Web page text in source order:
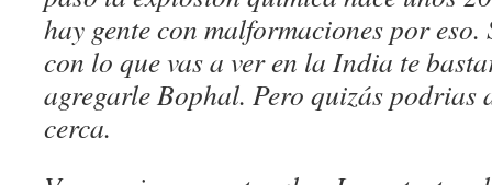
hay gente con malformaciones por eso.
con lo que vas a ver en la India te
agregarle Bophal. Pero quizás podrias
cerca.